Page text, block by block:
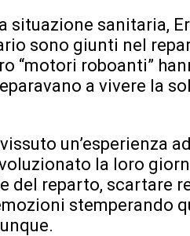
situazione sanitaria,
sono giunti nel
“motori roboanti”
a vivere la
un’esperienza
la loro
del reparto, scartare
stemperando